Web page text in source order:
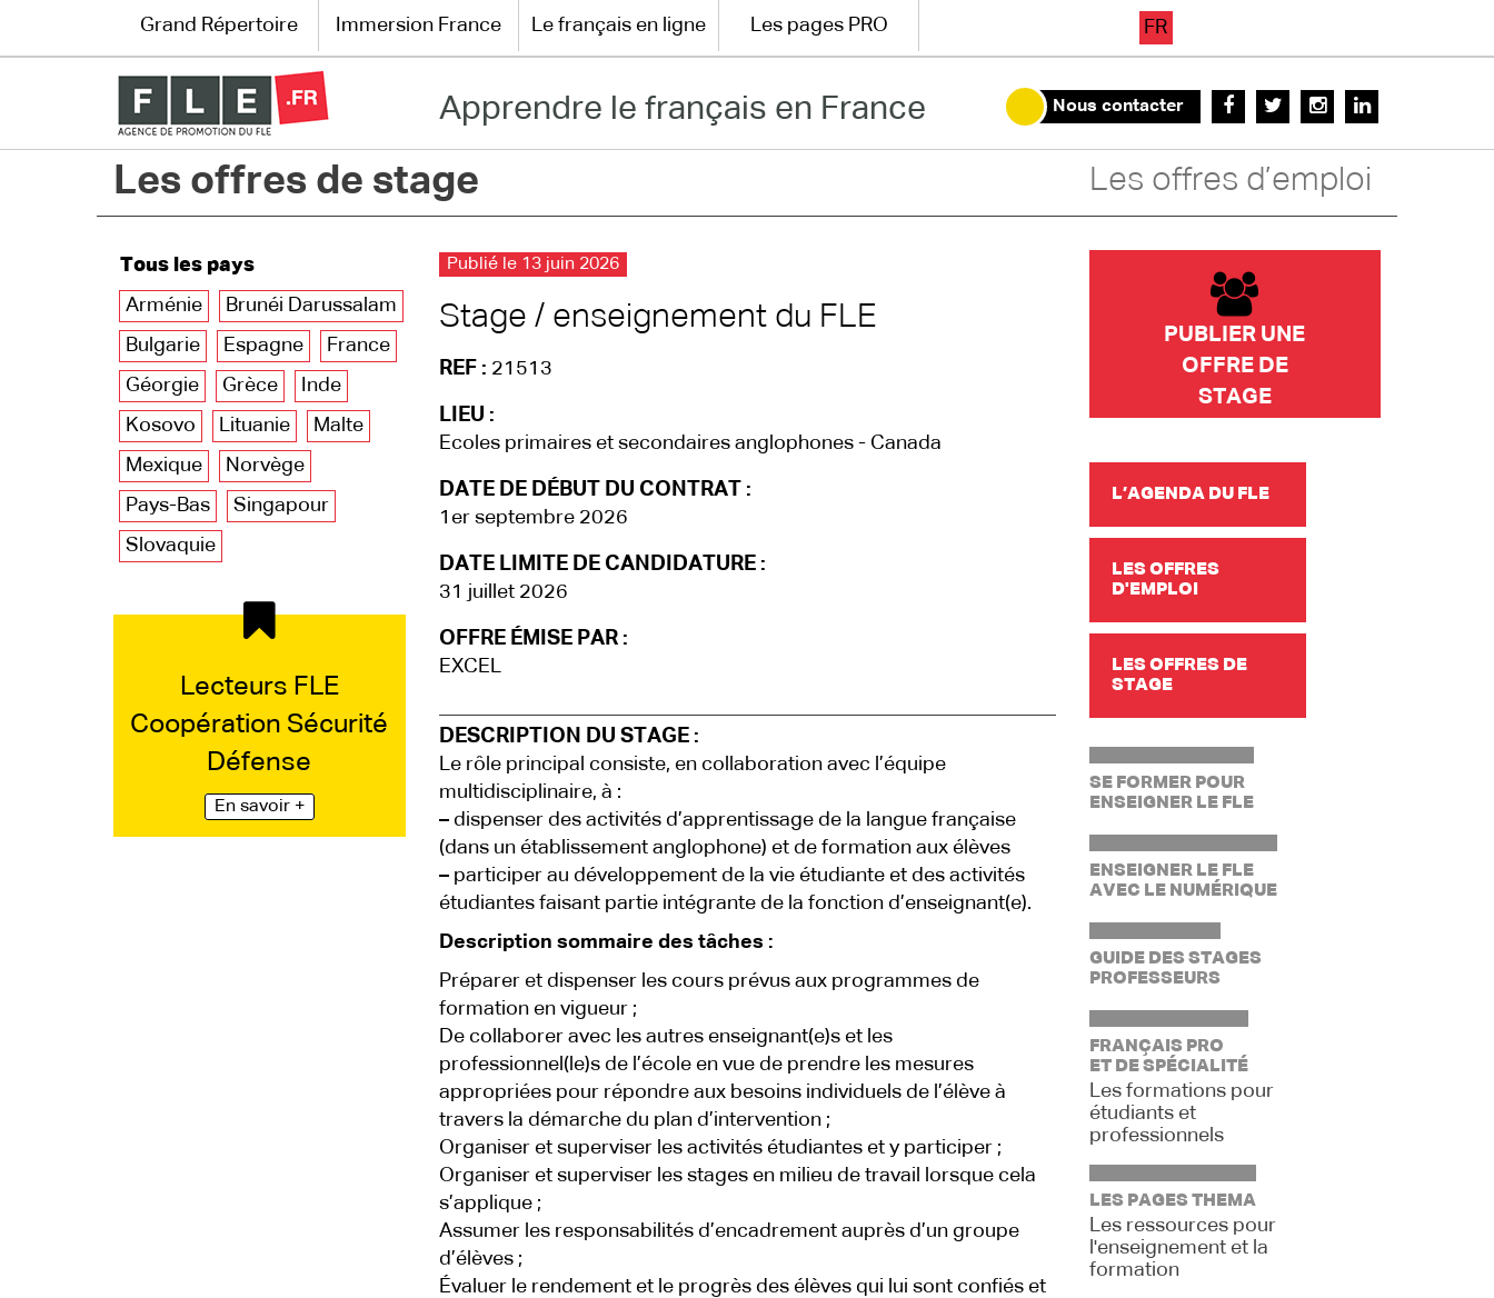
Grand Répertoire
Immersion France
Les pages PRO
Grand Répertoire Immersion France Le français en ligne Les pages PRO FR
Apprendre le français en France Nous contacter
Les offres de stage Les offres d’emploi
Tous les pays
Arménie
Brunéi Darussalam
Bulgarie
Espagne
France
Géorgie
Grèce
Inde
Kosovo
Lituanie
Malte
Mexique
Norvège
Pays-Bas
Singapour
Slovaquie
Lecteurs FLE
Coopération Sécurité
Défense
En savoir +
Publié le 13 juin 2026
Stage / enseignement du FLE
REF : 21513
LIEU :
Ecoles primaires et secondaires anglophones - Canada
DATE DE DÉBUT DU CONTRAT :
1er septembre 2026
DATE LIMITE DE CANDIDATURE :
31 juillet 2026
OFFRE ÉMISE PAR :
EXCEL
DESCRIPTION DU STAGE :
Le rôle principal consiste, en collaboration avec l’équipe
multidisciplinaire, à :
–dispenser des activités d’apprentissage de la langue française
(dans un établissement anglophone) et de formation aux élèves
–participer au développement de la vie étudiante et des activités
étudiantes faisant partie intégrante de la fonction d’enseignant(e).
Description sommaire des tâches :
Préparer et dispenser les cours prévus aux programmes de
formation en vigueur ;
De collaborer avec les autres enseignant(e)s et les
professionnel(le)s de l’école en vue de prendre les mesures
appropriées pour répondre aux besoins individuels de l’élève à
travers la démarche du plan d’intervention ;
Organiser et superviser les activités étudiantes et y participer ;
Organiser et superviser les stages en milieu de travail lorsque cela
s’applique ;
Assumer les responsabilités d’encadrement auprès d’un groupe
d’élèves ;
Évaluer le rendement et le progrès des élèves qui lui sont confiés et
PUBLIER UNE
OFFRE DE
STAGE
L’AGENDA DU FLE
LES OFFRES
D'EMPLOI
LES OFFRES DE
STAGE
SE FORMER POUR
ENSEIGNER LE FLE
ENSEIGNER LE FLE
AVEC LE NUMÉRIQUE
GUIDE DES STAGES
PROFESSEURS
FRANÇAIS PRO
ET DE SPÉCIALITÉ
Les formations pour
étudiants et
professionnels
LES PAGES THEMA
Les ressources pour
l'enseignement et la
formation